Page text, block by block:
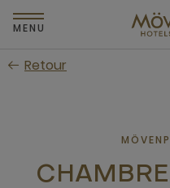
Passer
au
principal
MENU
Retour